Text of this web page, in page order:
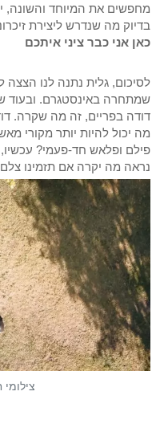
מחפשים את המיוחד והשונה,
בדיוק מה שנדרש ליצירת
כאן אני כבר ציני איתכם
לסיכום, גלית נתנה לנו הצצה
שמתחרה באינסטגרם. ובעוד
דודה בפריים, זה מה שקרה.
מה יכול להיות יותר מקורי
פילם ופלאש חד-פעמי?
נראה מה יקרה אם תזמינו צלם